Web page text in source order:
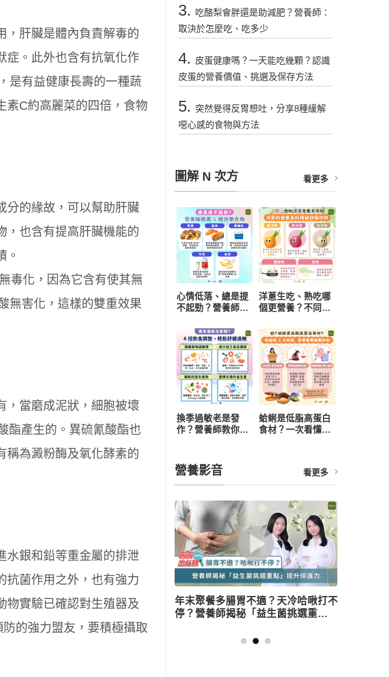
，肝臟是體內負責解毒的
症。此外也含有抗氧化作
是有益健康長壽的一種蔬
素C約高麗菜的四倍，食物
分的緣故，可以幫助肝臟
，也含有提高肝臟機能的
。
毒化，因為它含有使其無
無害化，這樣的雙重效果
，當磨成泥狀，細胞被壞
酯產生的。異硫氰酸酯也
稱為澱粉酶及氧化酵素的
水銀和鉛等重金屬的排泄
抗菌作用之外，也有強力
物實驗已確認對生殖器及
的強力盟友，要積極攝取
3. 吃酪梨會胖還是助減肥？營養師：
取決於怎麼吃、吃多少
4. 皮蛋健康嗎？一天能吃幾顆？認識
皮蛋的營養價值、挑選及保存方法
5. 突然覺得反胃想吐，分享8種緩解
噁心感的食物與方法
圖解 N 次方 看更多
心情低落、總是提
不起勁？營養師推
研究：每天一把堅
果有助降低憂鬱風
險
洋蔥生吃、熟吃哪
個更營養？不同顏
選與保存一次看懂
換季過敏老是發
作？營養師教你從
蛤蜊是低脂高蛋白
食材？一次看懂營
營養影音 看更多
康無負擔？營養師教
年末聚餐多腸胃不適？天冷哈啾打不
停？營養師揭秘「益生菌挑選重點」
提升保護力
不喝咖啡就好累？營養
3多」從根本改善精神